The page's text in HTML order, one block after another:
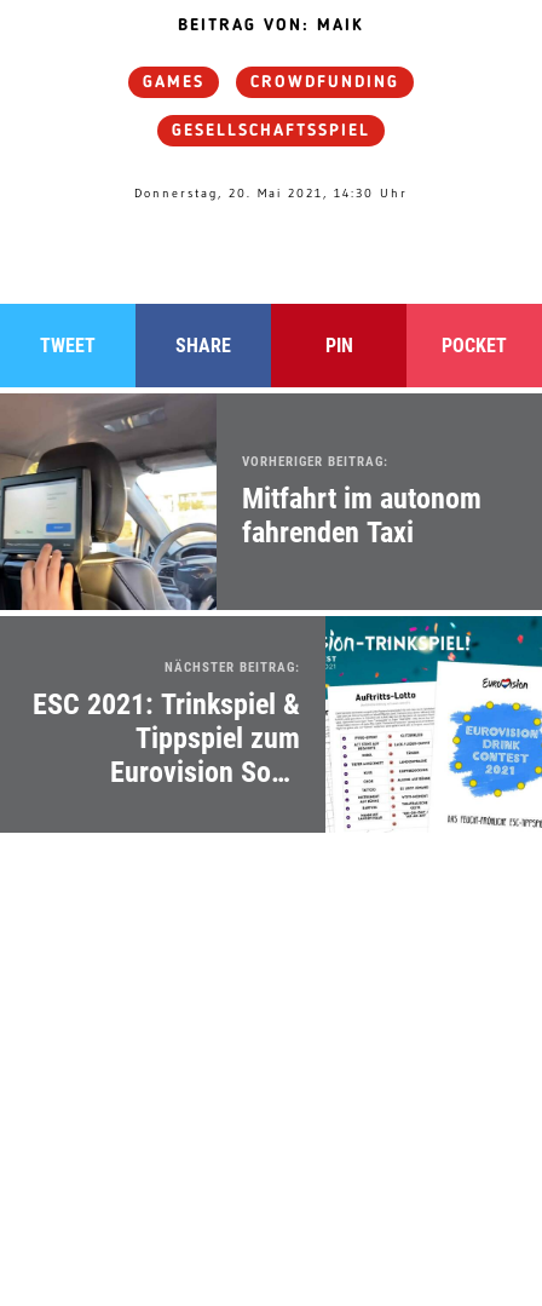
BEITRAG VON: MAIK
GAMES CROWDFUNDING
GESELLSCHAFTSSPIEL
Donnerstag, 20. Mai 2021, 14:30 Uhr
TWEET SHARE PIN POCKET
VORHERIGER BEITRAG:
Mitfahrt im autonom
fahrenden Taxi
NÄCHSTER BEITRAG:
ESC 2021: Trinkspiel &
Tippspiel zum
Eurovision Song
spielbar!)